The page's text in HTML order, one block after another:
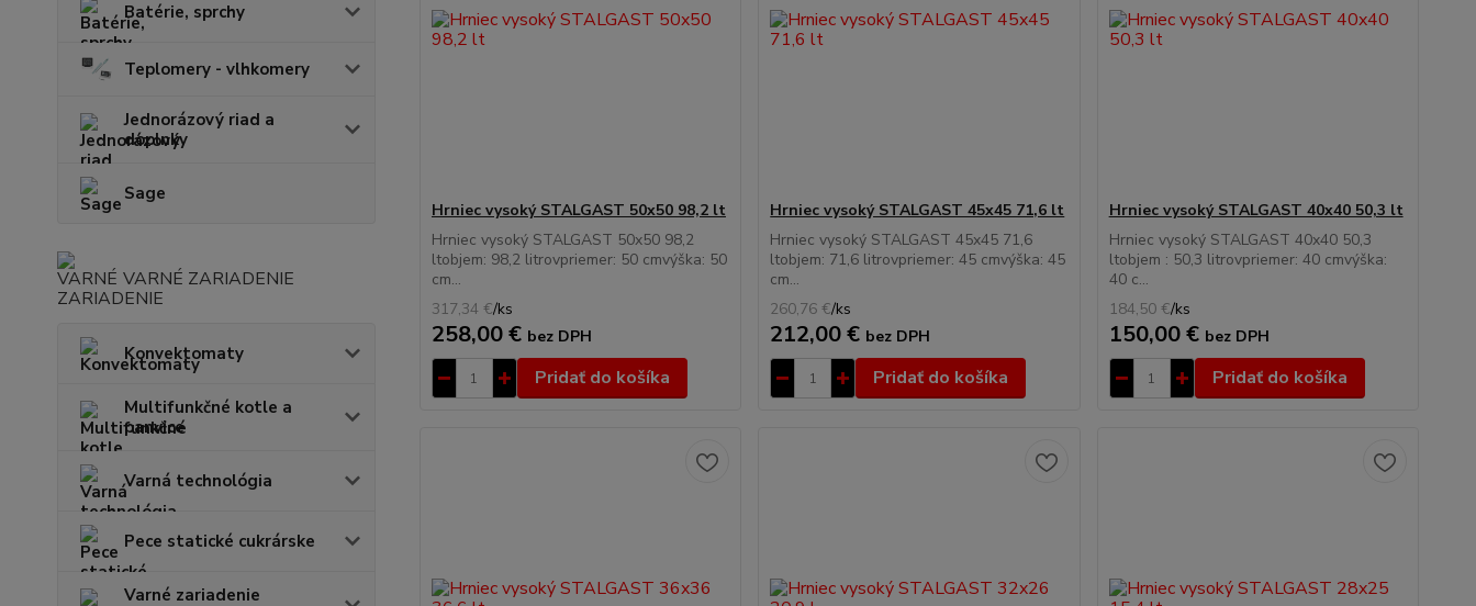
Batérie, sprchy
Teplomery - vlhkomery
Jednorázový riad a
doplnky
Sage
VARNÉ ZARIADENIE
Konvektomaty
Multifunkčné kotle a
panvice
Varná technológia
Pece statické cukrárske
Varné zariadenie
Hrniec vysoký STALGAST 50x50 98,2 lt
Hrniec vysoký STALGAST 50x50 98,2
ltobjem: 98,2 litrovpriemer: 50 cmvýška: 50
cm...
317,34 €/ks
258,00 € bez DPH
Pridať do košíka
Hrniec vysoký STALGAST 45x45 71,6 lt
Hrniec vysoký STALGAST 45x45 71,6
ltobjem: 71,6 litrovpriemer: 45 cmvýška: 45
cm...
260,76 €/ks
212,00 € bez DPH
Pridať do košíka
Hrniec vysoký STALGAST 40x40 50,3 lt
Hrniec vysoký STALGAST 40x40 50,3
ltobjem : 50,3 litrovpriemer: 40 cmvýška:
40 c...
184,50 €/ks
150,00 € bez DPH
Pridať do košíka